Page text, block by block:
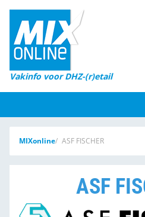
Vakinfo voor DHZ-(r)etail
Home
Magazines
DHZ Sessie
Marktcijfers
MIXonline ASF FISCHER
ASF